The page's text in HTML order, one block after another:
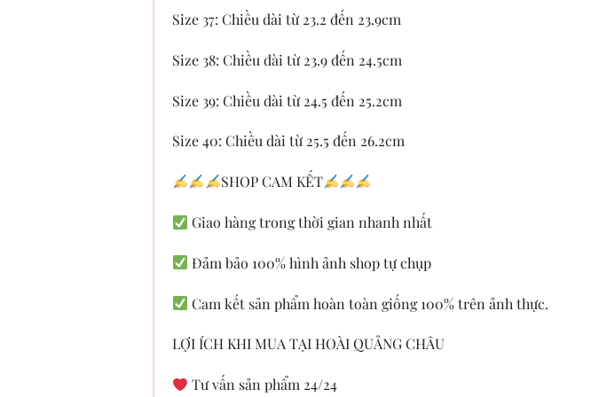
Size 37: Chiều dài từ 23.2 đến 23.9cm
Size 38: Chiều dài từ 23.9 đến 24.5cm
Size 39: Chiều dài từ 24.5 đến 25.2cm
Size 40: Chiều dài từ 25.5 đến 26.2cm
SHOP CAM KẾT
Giao hàng trong thời gian nhanh nhất
Đảm bảo 100% hình ảnh shop tự chụp
Cam kết sản phẩm hoàn toàn giống 100% trên ảnh thực.
LỢI ÍCH KHI MUA TẠI HOÀI QUẢNG CHÂU
Tư vấn sản phẩm 24/24